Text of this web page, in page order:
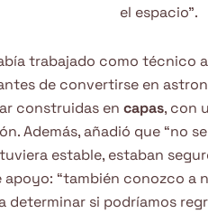
el espacio”.
trabajado como técnico
de convertirse en
construidas en capas, con
Además, añadió que “no
estable, estaban
“también conozco a
determinar si podríamos